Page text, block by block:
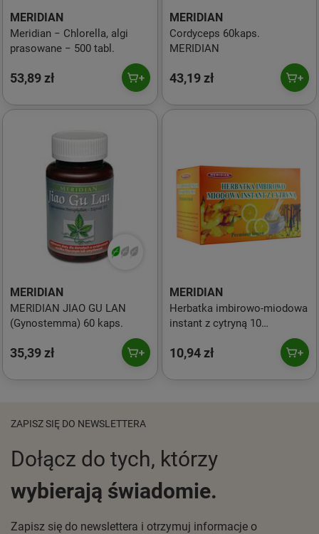
MERIDIAN
Meridian − Chlorella, algi
prasowane − 500 tabl.
53,89 zł
MERIDIAN
Cordyceps 60kaps.
MERIDIAN
43,19 zł
MERIDIAN
MERIDIAN JIAO GU LAN
(Gynostemma) 60 kaps.
35,39 zł
MERIDIAN
Herbatka imbirowo-miodowa
instant z cytryną 10
10,94 zł
ZAPISZ SIĘ DO NEWSLETTERA
Dołącz do tych, którzy
wybierają świadomie.
Zapisz się do newslettera i otrzymuj informacje o